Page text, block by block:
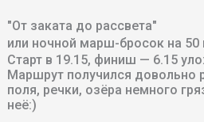
"От заката до рассвета"
или ночной марш-бросок на 50
Старт в 19.15, финиш — 6.15
Маршрут получился довольно
поля, речки, озёра немного
неё:)